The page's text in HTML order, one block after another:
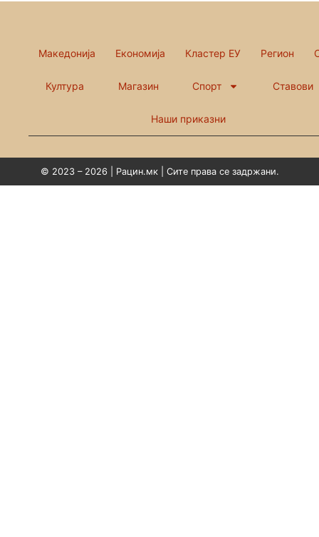
Македонија Економија Кластер ЕУ Регион
Култура Магазин Спорт Ставови
Наши приказни
© 2023 – 2026 | Рацин.мк | Сите права се задржани.